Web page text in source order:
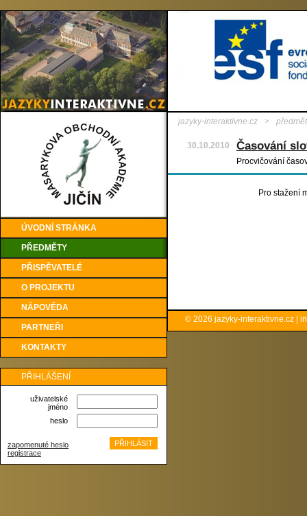
ÚVODNÍ STRÁNKA
PŘEDMĚTY
PŘISPĚVATELÉ
O PROJEKTU
NÁPOVĚDA
PARTNEŘI
KONTAKTY
PŘIHLÁŠENÍ
uživatelské
jméno
heslo
zapomenuté heslo
registrace
jazyky-interaktivne.cz >
30.10.2010 Časování
Procvičování
Pro stažení
© 2026 jazyky-interaktivne.cz